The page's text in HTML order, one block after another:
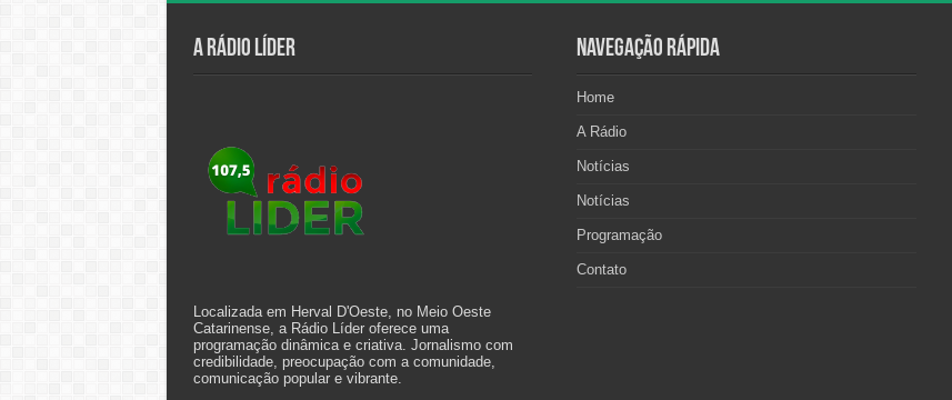
A Rádio Líder
Localizada em Herval D'Oeste, no Meio Oeste
Catarinense, a Rádio Líder oferece uma
programação dinâmica e criativa. Jornalismo com
credibilidade, preocupação com a comunidade,
comunicação popular e vibrante.
Navegação Rápida
Home
A Rádio
Notícias
Notícias
Programação
Contato